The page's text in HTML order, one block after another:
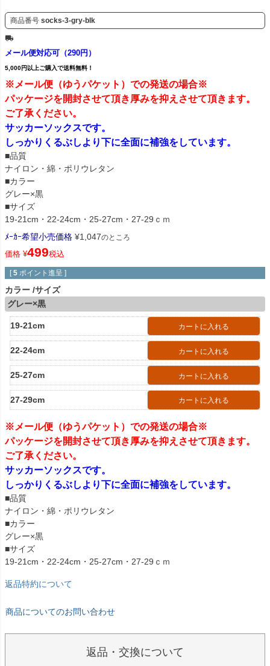
商品番号 socks-3-gry-blk
メール便対応可（290円）
5,000円以上ご購入で送料無料！
※メール便（ゆうパケット）での発送の場合※
パッケージを開封させて頂き厚みを抑えさせて頂きます。
ご了承ください。
サッカーソックスです。
しっかりくるぶしより下に全面に補強をしています。
■品質
ナイロン・綿・ポリウレタン
■カラー
グレー×黒
■サイズ
19-21cm・22-24cm・25-27cm・27-29ｃｍ
ﾒｰｶｰ希望小売価格 ¥1,047のところ
価格 ¥499税込
[ 5 ポイント進呈 ]
カラー サイズ
グレー×黒
19-21cm カートに入れる
22-24cm カートに入れる
25-27cm カートに入れる
27-29cm カートに入れる
※メール便（ゆうパケット）での発送の場合※
パッケージを開封させて頂き厚みを抑えさせて頂きます。
ご了承ください。
サッカーソックスです。
しっかりくるぶしより下に全面に補強をしています。
■品質
ナイロン・綿・ポリウレタン
■カラー
グレー×黒
■サイズ
19-21cm・22-24cm・25-27cm・27-29ｃｍ
返品特約について
商品についてのお問い合わせ
返品・交換について